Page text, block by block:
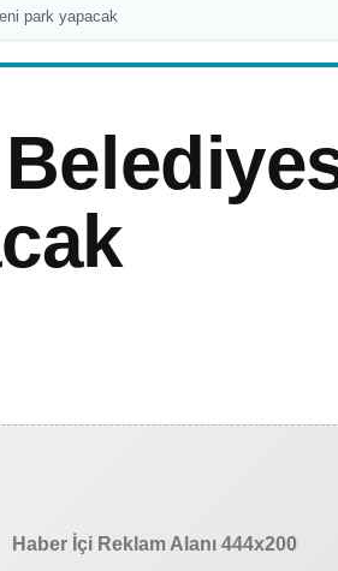
park yapacak
Haber İçi Reklam Alanı 444x200